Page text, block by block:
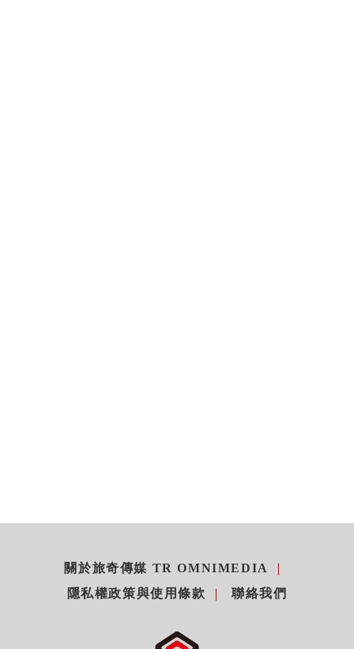
關於旅奇傳媒 TR OMNIMEDIA
隱私權政策與使用條款
聯絡我們